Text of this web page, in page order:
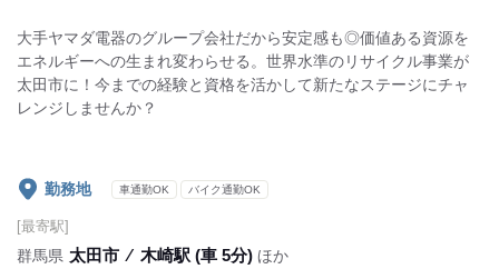
大手ヤマダ電器のグループ会社だから安定感も◎価値ある資源を
エネルギーへの生まれ変わらせる。世界水準のリサイクル事業が
太田市に！今までの経験と資格を活かして新たなステージにチャ
レンジしませんか？
勤務地 車通勤OK バイク通勤OK
[最寄駅]
群馬県 太田市 ⁄ 木崎駅 (車 5分) ほか